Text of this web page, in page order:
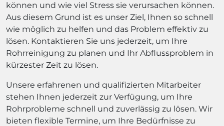
können und wie viel Stress sie verursachen können.
Aus diesem Grund ist es unser Ziel, Ihnen so schnell
wie möglich zu helfen und das Problem effektiv zu
lösen. Kontaktieren Sie uns jederzeit, um Ihre
Rohrreinigung zu planen und Ihr Abflussproblem in
kürzester Zeit zu lösen.
Unsere erfahrenen und qualifizierten Mitarbeiter
stehen Ihnen jederzeit zur Verfügung, um Ihre
Rohrprobleme schnell und zuverlässig zu lösen. Wir
bieten flexible Termine, um Ihre Bedürfnisse zu